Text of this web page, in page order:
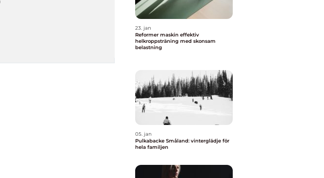
23. jan
Reformer maskin effektiv
helkroppsträning med skonsam
belastning
05. jan
Pulkabacke Småland: vinterglädje för
hela familjen